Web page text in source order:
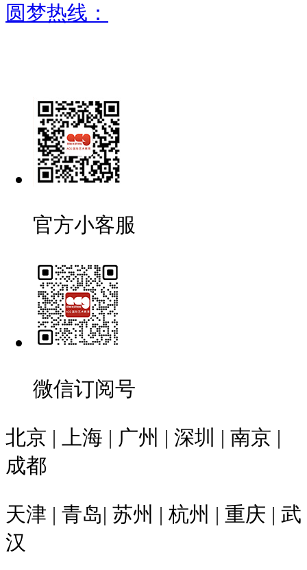
圆梦热线：
官方小客服
微信订阅号
北京 | 上海 | 广州 | 深圳 | 南京 |
成都
天津 | 青岛| 苏州 | 杭州 | 重庆 | 武
汉